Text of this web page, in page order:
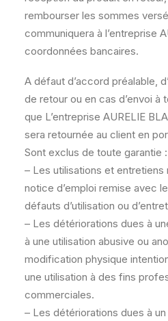
rembourser les sommes
communiquera à l’entreprise
coordonnées bancaires.
A défaut d’accord préalable,
de retour ou en cas d’envoi à
que L’entreprise AURELIE
sera retournée au client en
Sont exclus de toute garantie :
– Les utilisations et entretiens
notice d’emploi remise avec
défauts d’utilisation ou
– Les détériorations dues à
à une utilisation abusive ou
modification physique
une utilisation à des fins
commerciales.
– Les détériorations dues à